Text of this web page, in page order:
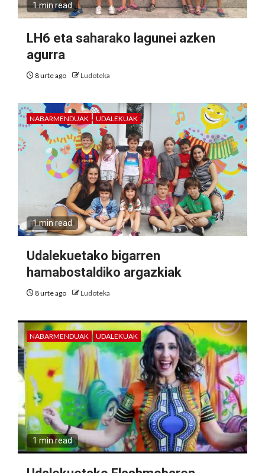
1 min read
LH6 eta saharako lagunei azken
agurra
8 urte ago Ludoteka
NABARMENDUAK UDALEKUAK
1 min read
Udalekuetako bigarren
hamabostaldiko argazkiak
8 urte ago Ludoteka
NABARMENDUAK UDALEKUAK
1 min read